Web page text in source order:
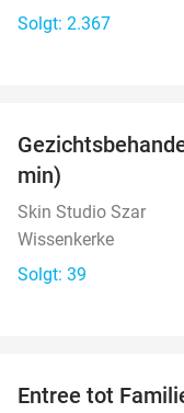
Solgt: 2.367
min)
Skin Studio Szar
Wissenkerke
Solgt: 39
Entree tot